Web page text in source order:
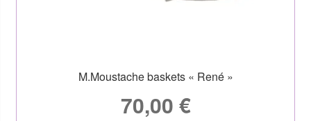
M.Moustache baskets « René »
70,00 €